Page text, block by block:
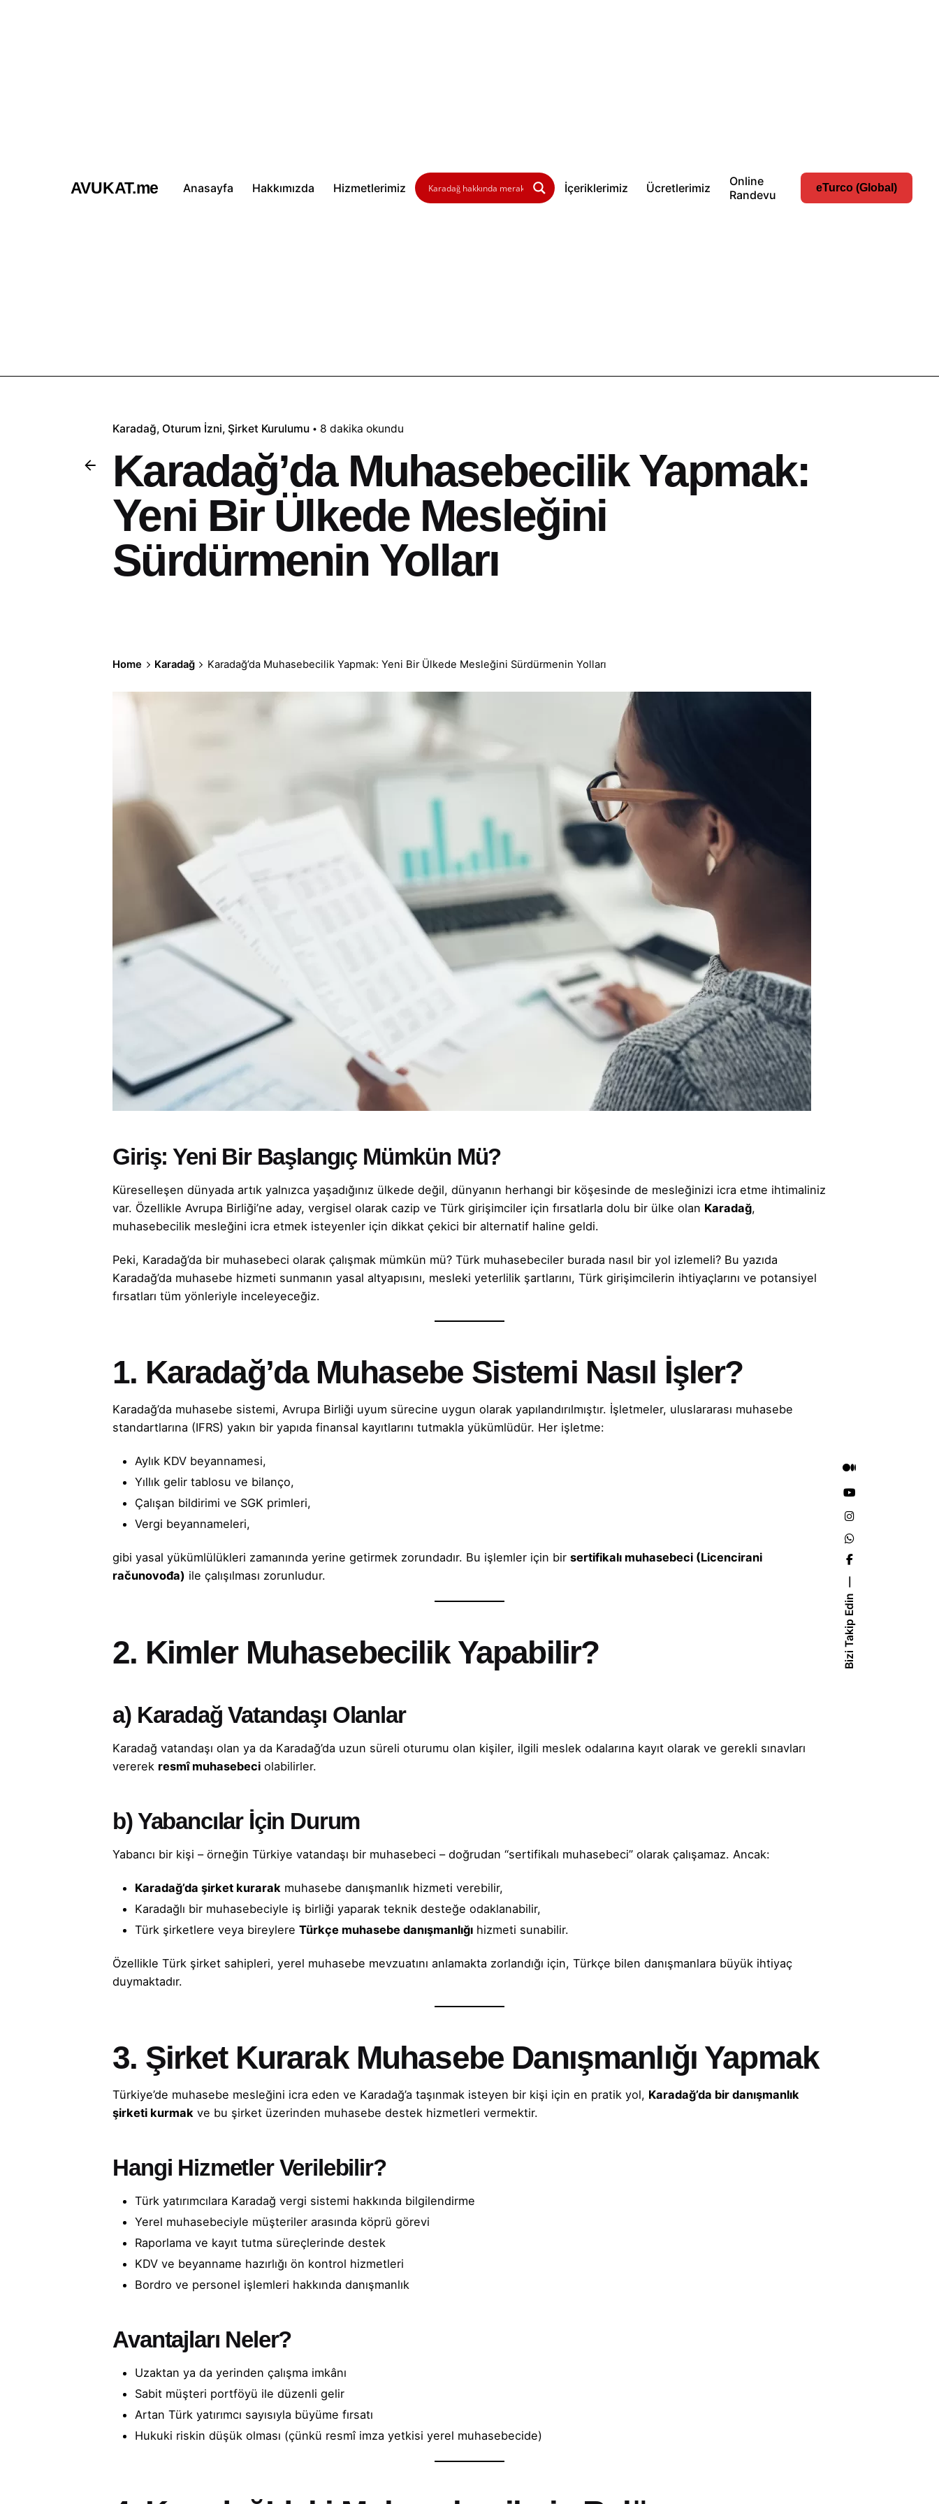
Bizi Takip Edin
AVUKAT.me Anasayfa Hakkımızda Hizmetlerimiz İçeriklerimiz Ücretlerimiz
Online
Randevu
eTurco (Global)
Karadağ Oturum İzni Şirket Kurulumu 8 dakika okundu
Karadağ’da Muhasebecilik Yapmak:
Yeni Bir Ülkede Mesleğini
Sürdürmenin Yolları
Home Karadağ Karadağ’da Muhasebecilik Yapmak: Yeni Bir Ülkede Mesleğini Sürdürmenin Yolları
Giriş: Yeni Bir Başlangıç Mümkün Mü?
Küreselleşen dünyada artık yalnızca yaşadığınız ülkede değil, dünyanın herhangi bir köşesinde de mesleğinizi icra etme ihtimaliniz
var. Özellikle Avrupa Birliği’ne aday, vergisel olarak cazip ve Türk girişimciler için fırsatlarla dolu bir ülke olan Karadağ,
muhasebecilik mesleğini icra etmek isteyenler için dikkat çekici bir alternatif haline geldi.
Peki, Karadağ’da bir muhasebeci olarak çalışmak mümkün mü? Türk muhasebeciler burada nasıl bir yol izlemeli? Bu yazıda
Karadağ’da muhasebe hizmeti sunmanın yasal altyapısını, mesleki yeterlilik şartlarını, Türk girişimcilerin ihtiyaçlarını ve potansiyel
fırsatları tüm yönleriyle inceleyeceğiz.
1. Karadağ’da Muhasebe Sistemi Nasıl İşler?
Karadağ’da muhasebe sistemi, Avrupa Birliği uyum sürecine uygun olarak yapılandırılmıştır. İşletmeler, uluslararası muhasebe
standartlarına (IFRS) yakın bir yapıda finansal kayıtlarını tutmakla yükümlüdür. Her işletme:
Aylık KDV beyannamesi,
Yıllık gelir tablosu ve bilanço,
Çalışan bildirimi ve SGK primleri,
Vergi beyannameleri,
gibi yasal yükümlülükleri zamanında yerine getirmek zorundadır. Bu işlemler için birsertifikalı muhasebeci (Licencirani
računovođa) ile çalışılması zorunludur.
2. Kimler Muhasebecilik Yapabilir?
a) Karadağ Vatandaşı Olanlar
Karadağ vatandaşı olan ya da Karadağ’da uzun süreli oturumu olan kişiler, ilgili meslek odalarına kayıt olarak ve gerekli sınavları
vererek resmî muhasebeci olabilirler.
b) Yabancılar İçin Durum
Yabancı bir kişi – örneğin Türkiye vatandaşı bir muhasebeci – doğrudan “sertifikalı muhasebeci” olarak çalışamaz. Ancak:
Karadağ’da şirket kurarak muhasebe danışmanlık hizmeti verebilir,
Karadağlı bir muhasebeciyle iş birliği yaparak teknik desteğe odaklanabilir,
Türk şirketlere veya bireylereTürkçe muhasebe danışmanlığı hizmeti sunabilir.
Özellikle Türk şirket sahipleri, yerel muhasebe mevzuatını anlamakta zorlandığı için, Türkçe bilen danışmanlara büyük ihtiyaç
duymaktadır.
3. Şirket Kurarak Muhasebe Danışmanlığı Yapmak
Türkiye’de muhasebe mesleğini icra eden ve Karadağ’a taşınmak isteyen bir kişi için en pratik yol, Karadağ’da bir danışmanlık
şirketi kurmak ve bu şirket üzerinden muhasebe destek hizmetleri vermektir.
Hangi Hizmetler Verilebilir?
Türk yatırımcılara Karadağ vergi sistemi hakkında bilgilendirme
Yerel muhasebeciyle müşteriler arasında köprü görevi
Raporlama ve kayıt tutma süreçlerinde destek
KDV ve beyanname hazırlığı ön kontrol hizmetleri
Bordro ve personel işlemleri hakkında danışmanlık
Avantajları Neler?
Uzaktan ya da yerinden çalışma imkânı
Sabit müşteri portföyü ile düzenli gelir
Artan Türk yatırımcı sayısıyla büyüme fırsatı
Hukuki riskin düşük olması (çünkü resmî imza yetkisi yerel muhasebecide)